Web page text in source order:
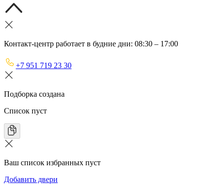
Контакт-центр работает в будние дни: 08:30 – 17:00
+7 951 719 23 30
Подборка создана
Список пуст
Ваш список избранных пуст
Добавить двери